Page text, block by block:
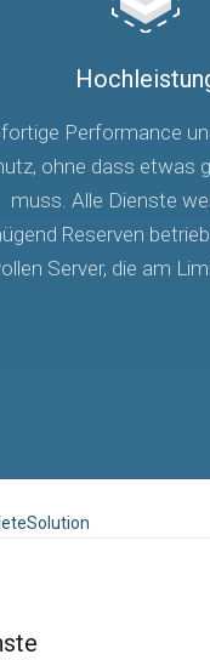
Performance
ohne dass etwas
muss. Alle Dienste
Reserven
Server, die am